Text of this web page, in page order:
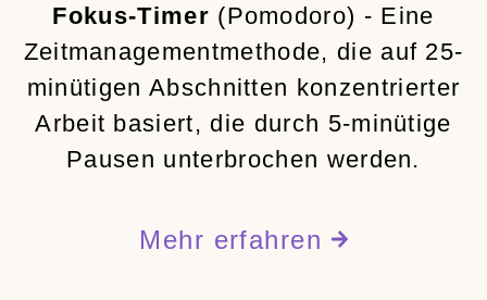
Fokus-Timer (Pomodoro) - Eine
Zeitmanagementmethode, die auf 25-
minütigen Abschnitten konzentrierter
Arbeit basiert, die durch 5-minütige
Pausen unterbrochen werden.
Mehr erfahren